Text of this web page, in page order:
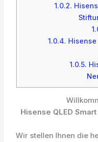
1.0.2.
1.0.4. Hisense
1.0.5.
Hisense QLED
Wir stellen Ihnen die